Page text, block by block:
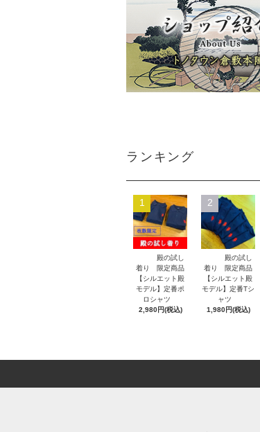
ランキング
1
殿の試し
着り 限定商品
【シルエット殿
モデル】定番ポ
ロシャツ
2,980円(税込)
2
殿の試し
着り 限定商品
【シルエット殿
モデル】定番Tシ
ャツ
1,980円(税込)